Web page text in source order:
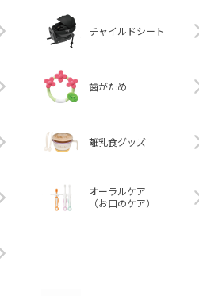
チャイルドシート
歯がため
離乳食グッズ
オーラルケア
（お口のケア）